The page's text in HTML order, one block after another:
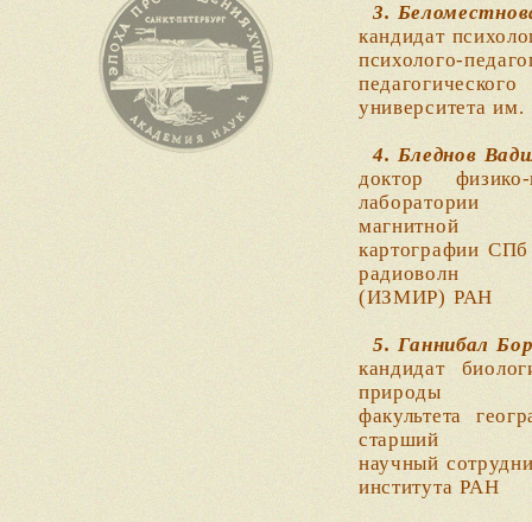
3.
кандидат
психолого-
педагогического
университета
4. Бледнов
доктор
лаборатории
магнитной
картографии СПб
радиоволн
(ИЗМИР) РАН
5. Ганнибал
кандидат
природы
факультета
старший
научный
института РАН